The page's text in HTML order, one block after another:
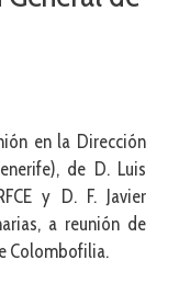
en la Dirección
de D. Luis
y D. F. Javier
a reunión de
Colombofilia.